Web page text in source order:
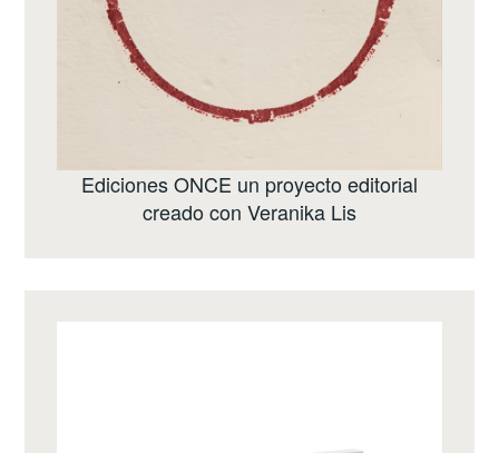
Ediciones ONCE un proyecto editorial
creado con Veranika Lis